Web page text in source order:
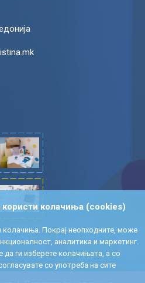
користи колачиња (cookies)
Покрај неопходните, може
аналитика и маркетинг.
ги изберете колачињата, а со
со употреба на сите